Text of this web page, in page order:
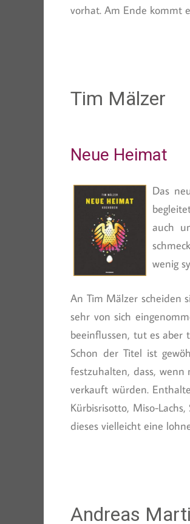
vorhat. Am Ende kommt
Tim Mälzer
Neue Heimat
Das
auch
wenig
An Tim Mälzer scheiden
sehr von sich
beeinflussen, tut es aber
Schon der Titel ist
festzuhalten, dass, wenn
verkauft würden.
Kürbisrisotto, Miso-
dieses vielleicht eine
Andreas